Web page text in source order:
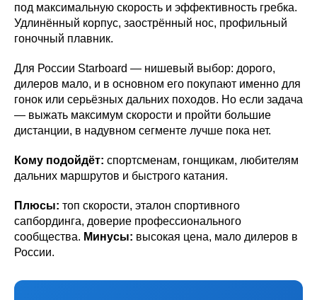
под максимальную скорость и эффективность гребка.
Удлинённый корпус, заострённый нос, профильный
гоночный плавник.
Для России Starboard — нишевый выбор: дорого,
дилеров мало, и в основном его покупают именно для
гонок или серьёзных дальних походов. Но если задача
— выжать максимум скорости и пройти большие
дистанции, в надувном сегменте лучше пока нет.
Кому подойдёт: спортсменам, гонщикам, любителям
дальних маршрутов и быстрого катания.
Плюсы: топ скорости, эталон спортивного
сапбординга, доверие профессионального
сообщества. Минусы: высокая цена, мало дилеров в
России.